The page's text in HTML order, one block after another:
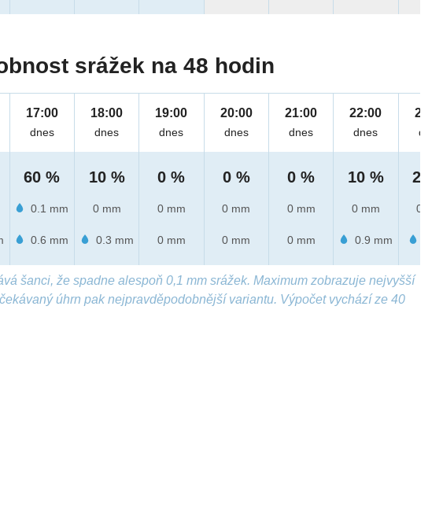
srážek na 48 hodin
17:00
dnes
60 %
0.1 mm
0.6 mm
18:00
dnes
10 %
0 mm
0.3 mm
19:00
dnes
0 %
0 mm
0 mm
20:00
dnes
0 %
0 mm
0 mm
21:00
dnes
0 %
0 mm
0 mm
22:00
dnes
10 %
0 mm
0.9 mm
23:00
dnes
20 %
0 mm
šanci, že spadne alespoň 0,1 mm srážek. Maximum zobrazuje nejvyšší
úhrn pak nejpravděpodobnější variantu. Výpočet vychází ze 40